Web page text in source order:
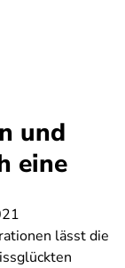
und
eine
lässt die